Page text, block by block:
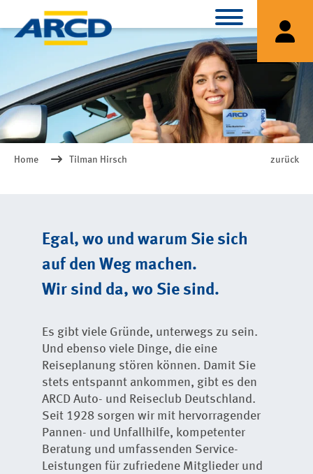
Home Tilman Hirsch zurück
Egal, wo und warum Sie sich
auf den Weg machen.
Wir sind da, wo Sie sind.
Es gibt viele Gründe, unterwegs zu sein.
Und ebenso viele Dinge, die eine
Reiseplanung stören können. Damit Sie
stets entspannt ankommen, gibt es den
ARCD Auto- und Reiseclub Deutschland.
Seit 1928 sorgen wir mit hervorragender
Pannen- und Unfallhilfe, kompetenter
Beratung und umfassenden Service-
Leistungen für zufriedene Mitglieder und